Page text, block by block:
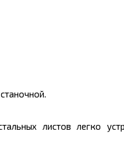
листов легко